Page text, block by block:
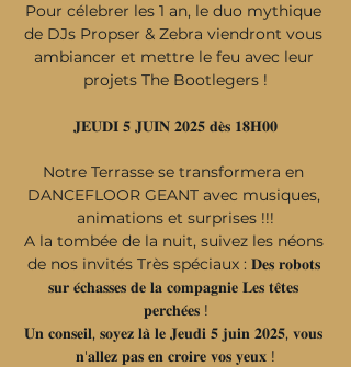
Pour célebrer les 1 an, le duo mythique
de DJs Propser & Zebra viendront vous
ambiancer et mettre le feu avec leur
projets The Bootlegers !
𝐉𝐄𝐔𝐃𝐈 𝟓 𝐉𝐔𝐈𝐍 𝟐𝟎𝟐𝟓 𝐝𝐞̀𝐬 𝟏𝟖𝐇𝟎𝟎
Notre Terrasse se transformera en
DANCEFLOOR GEANT avec musiques,
animations et surprises !!!
A la tombée de la nuit, suivez les néons
de nos invités Très spéciaux : 𝐃𝐞𝐬 𝐫𝐨𝐛𝐨𝐭𝐬
𝐬𝐮𝐫 𝐞́𝐜𝐡𝐚𝐬𝐬𝐞𝐬 𝐝𝐞 𝐥𝐚 𝐜𝐨𝐦𝐩𝐚𝐠𝐧𝐢𝐞 𝐋𝐞𝐬 𝐭𝐞̂𝐭𝐞𝐬
𝐩𝐞𝐫𝐜𝐡𝐞́𝐞𝐬 !
𝐔𝐧 𝐜𝐨𝐧𝐬𝐞𝐢𝐥, 𝐬𝐨𝐲𝐞𝐳 𝐥𝐚̀ 𝐥𝐞 𝐉𝐞𝐮𝐝𝐢 𝟓 𝐣𝐮𝐢𝐧 𝟐𝟎𝟐𝟓, 𝐯𝐨𝐮𝐬
𝐧'𝐚𝐥𝐥𝐞𝐳 𝐩𝐚𝐬 𝐞𝐧 𝐜𝐫𝐨𝐢𝐫𝐞 𝐯𝐨𝐬 𝐲𝐞𝐮𝐱 !